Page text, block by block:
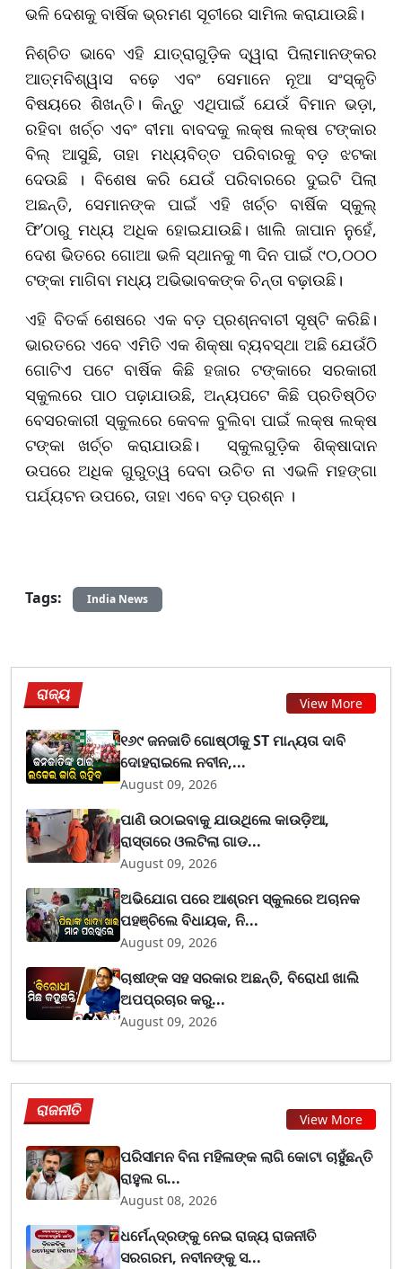
ଭଳି ଦେଶକୁ ବାର୍ଷିକ ଭ୍ରମଣ ସୂଚୀରେ ସାମିଲ କରାଯାଉଛି।
ନିଶ୍ଚିତ ଭାବେ ଏହି ଯାତ୍ରାଗୁଡ଼ିକ ଦ୍ୱାରା ପିଲାମାନଙ୍କର
ଆତ୍ମବିଶ୍ୱାସ ବଢ଼େ ଏବଂ ସେମାନେ ନୂଆ ସଂସ୍କୃତି
ବିଷୟରେ ଶିଖନ୍ତି। କିନ୍ତୁ ଏଥିପାଇଁ ଯେଉଁ ବିମାନ ଭଡ଼ା,
ରହିବା ଖର୍ଚ୍ଚ ଏବଂ ବୀମା ବାବଦକୁ ଲକ୍ଷ ଲକ୍ଷ ଟଙ୍କାର
ବିଲ୍ ଆସୁଛି, ତାହା ମଧ୍ୟବିତ୍ତ ପରିବାରକୁ ବଡ଼ ଝଟକା
ଦେଉଛି । ବିଶେଷ କରି ଯେଉଁ ପରିବାରରେ ଦୁଇଟି ପିଲା
ଅଛନ୍ତି, ସେମାନଙ୍କ ପାଇଁ ଏହି ଖର୍ଚ୍ଚ ବାର୍ଷିକ ସ୍କୁଲ୍
ଫି’ଠାରୁ ମଧ୍ୟ ଅଧିକ ହୋଇଯାଉଛି। ଖାଲି ଜାପାନ ନୁହେଁ,
ଦେଶ ଭିତରେ ଗୋଆ ଭଳି ସ୍ଥାନକୁ ୩ ଦିନ ପାଇଁ ୯୦,୦୦୦
ଟଙ୍କା ମାଗିବା ମଧ୍ୟ ଅଭିଭାବକଙ୍କ ଚିନ୍ତା ବଢ଼ାଉଛି।
ଏହି ବିତର୍କ ଶେଷରେ ଏକ ବଡ଼ ପ୍ରଶ୍ନବାଚୀ ସୃଷ୍ଟି କରିଛି।
ଭାରତରେ ଏବେ ଏମିତି ଏକ ଶିକ୍ଷା ବ୍ୟବସ୍ଥା ଅଛି ଯେଉଁଠି
ଗୋଟିଏ ପଟେ ବାର୍ଷିକ କିଛି ହଜାର ଟଙ୍କାରେ ସରକାରୀ
ସ୍କୁଲରେ ପାଠ ପଢ଼ାଯାଉଛି, ଅନ୍ୟପଟେ କିଛି ପ୍ରତିଷ୍ଠିତ
ବେସରକାରୀ ସ୍କୁଲରେ କେବଳ ବୁଲିବା ପାଇଁ ଲକ୍ଷ ଲକ୍ଷ
ଟଙ୍କା ଖର୍ଚ୍ଚ କରାଯାଉଛି। ସ୍କୁଲଗୁଡ଼ିକ ଶିକ୍ଷାଦାନ
ଉପରେ ଅଧିକ ଗୁରୁତ୍ୱ ଦେବା ଉଚିତ ନା ଏଭଳି ମହଙ୍ଗା
ପର୍ଯ୍ୟଟନ ଉପରେ, ତାହା ଏବେ ବଡ଼ ପ୍ରଶ୍ନ ।
Tags: India News
ରାଜ୍ୟ View More
୧୬୯ ଜନଜାତି ଗୋଷ୍ଠୀକୁ ST ମାନ୍ୟତା ଦାବି
ଦୋହରାଇଲେ ନବୀନ,...
August 09, 2026
ପାଣି ଉଠାଇବାକୁ ଯାଉଥିଲେ କାଉଡ଼ିଆ,
ରାସ୍ତାରେ ଓଲଟିଲା ଗାଡ...
August 09, 2026
ଅଭିଯୋଗ ପରେ ଆଶ୍ରମ ସ୍କୁଲରେ ଅଚାନକ
ପହଞ୍ଚିଲେ ବିଧାୟକ, ନି...
August 09, 2026
ଚାଷୀଙ୍କ ସହ ସରକାର ଅଛନ୍ତି, ବିରୋଧୀ ଖାଲି
ଅପପ୍ରଚାର କରୁ...
August 09, 2026
ରାଜନୀତି View More
ପରିସୀମନ ବିନା ମହିଳାଙ୍କ ଲାଗି କୋଟା ଚାହୁଁଛନ୍ତି
ରାହୁଲ ଗ...
August 08, 2026
ଧର୍ମେନ୍ଦ୍ରଙ୍କୁ ନେଇ ରାଜ୍ୟ ରାଜନୀତି
ସରଗରମ, ନବୀନଙ୍କୁ ସ...